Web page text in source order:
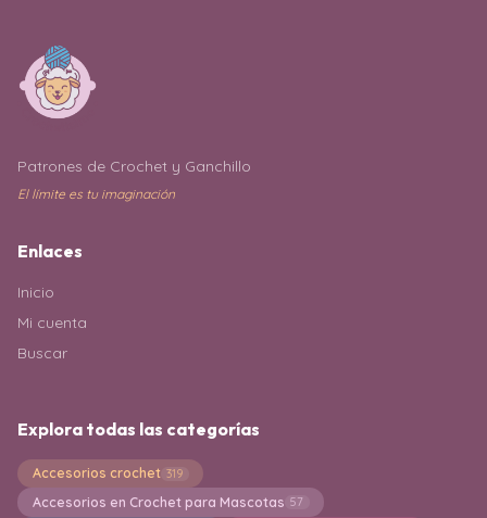
Patrones de Crochet y Ganchillo
El límite es tu imaginación
Enlaces
Inicio
Mi cuenta
Buscar
Explora todas las categorías
Accesorios crochet 319
Accesorios en Crochet para Mascotas 57